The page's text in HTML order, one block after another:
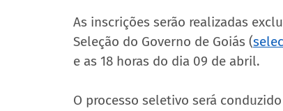
As inscrições serão realizadas
Seleção do Governo de Goiás (
e as 18 horas do dia 09 de abril.
O processo seletivo será